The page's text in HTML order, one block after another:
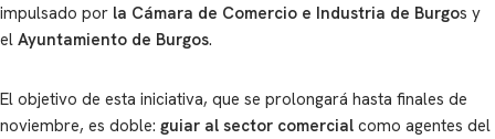
impulsado por la Cámara de Comercio e Industria de Burgos y
el Ayuntamiento de Burgos.
El objetivo de esta iniciativa, que se prolongará hasta finales de
noviembre, es doble: guiar al sector comercial como agentes del